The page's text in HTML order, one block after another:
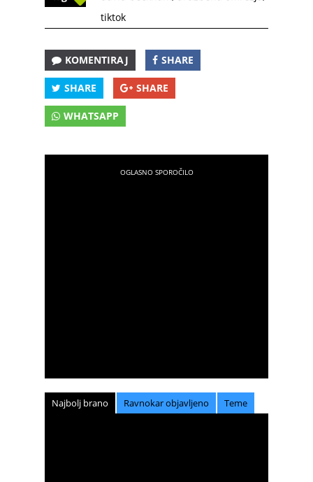
tiktok
KOMENTIRAJ SHARE
SHARE SHARE
WHATSAPP
Najbolj brano Ravnokar objavljeno Teme